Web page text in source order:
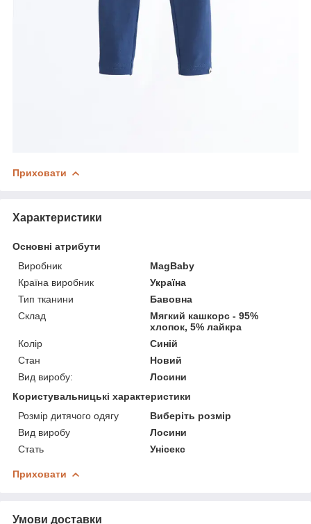
Приховати
Характеристики
Основні атрибути
Виробник
MagBaby
Країна виробник
Україна
Тип тканини
Бавовна
Склад
Мягкий кашкорс - 95%
хлопок, 5% лайкра
Колір
Синій
Стан
Новий
Вид виробу:
Лосини
Користувальницькі характеристики
Розмір дитячого одягу
Виберіть розмір
Вид виробу
Лосини
Стать
Унісекс
Приховати
Умови доставки